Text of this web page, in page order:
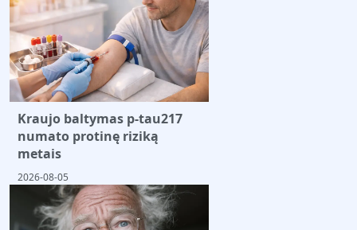
Kraujo baltymas p-tau217
numato protinę riziką
metais
2026-08-05